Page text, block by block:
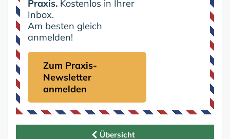
Praxis. Kostenlos in Ihrer
Inbox.
Am besten gleich
anmelden!
Zum Praxis-
Newsletter
anmelden
Übersicht